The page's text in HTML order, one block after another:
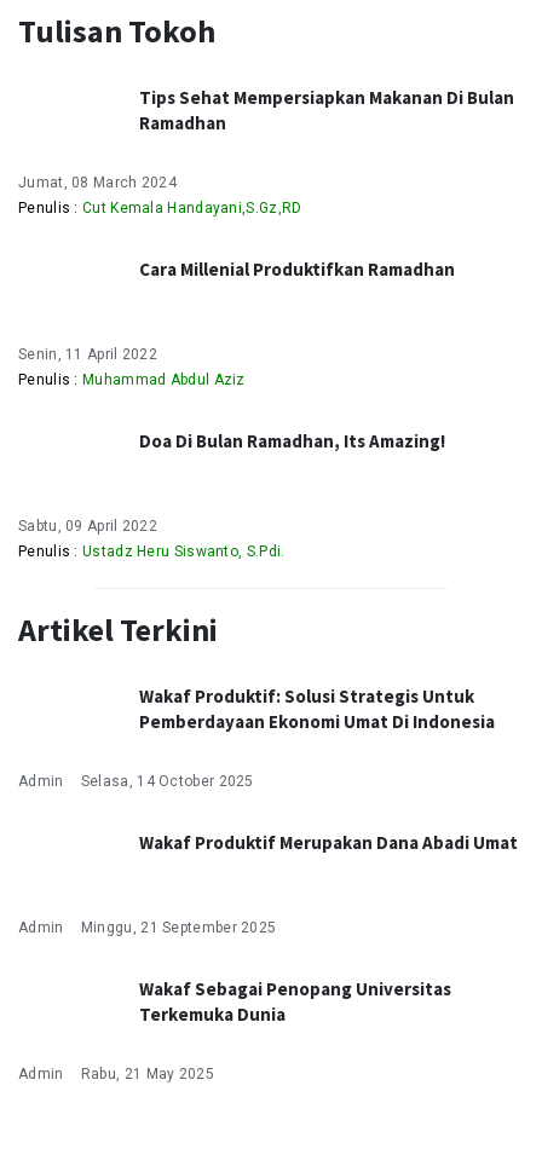
Tulisan Tokoh
Tips Sehat Mempersiapkan Makanan Di Bulan
Ramadhan
Jumat, 08 March 2024
Penulis : Cut Kemala Handayani,S.Gz,RD
Cara Millenial Produktifkan Ramadhan
Senin, 11 April 2022
Penulis : Muhammad Abdul Aziz
Doa Di Bulan Ramadhan, Its Amazing!
Sabtu, 09 April 2022
Penulis : Ustadz Heru Siswanto, S.Pdi.
Artikel Terkini
Wakaf Produktif: Solusi Strategis Untuk
Pemberdayaan Ekonomi Umat Di Indonesia
Admin Selasa, 14 October 2025
Wakaf Produktif Merupakan Dana Abadi Umat
Admin Minggu, 21 September 2025
Wakaf Sebagai Penopang Universitas
Terkemuka Dunia
Admin Rabu, 21 May 2025